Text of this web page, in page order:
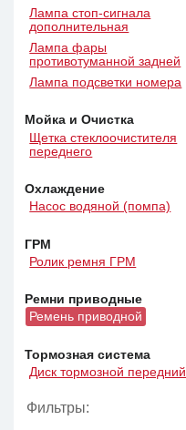
Лампа стоп-сигнала
дополнительная
Лампа фары
противотуманной задней
Лампа подсветки номера
Мойка и Очистка
Щетка стеклоочистителя
переднего
Охлаждение
Насос водяной (помпа)
ГРМ
Ролик ремня ГРМ
Ремни приводные
Ремень приводной
Тормозная система
Диск тормозной передний
Фильтры: